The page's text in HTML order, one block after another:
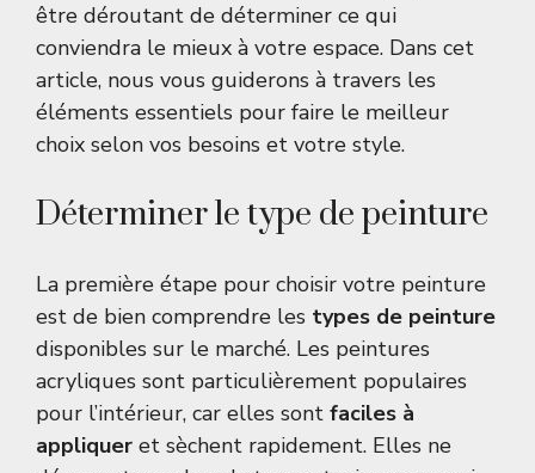
être déroutant de déterminer ce qui
conviendra le mieux à votre espace. Dans cet
article, nous vous guiderons à travers les
éléments essentiels pour faire le meilleur
choix selon vos besoins et votre style.
Déterminer le type de peinture
La première étape pour choisir votre peinture
est de bien comprendre les types de peinture
disponibles sur le marché. Les peintures
acryliques sont particulièrement populaires
pour l’intérieur, car elles sont faciles à
appliquer et sèchent rapidement. Elles ne